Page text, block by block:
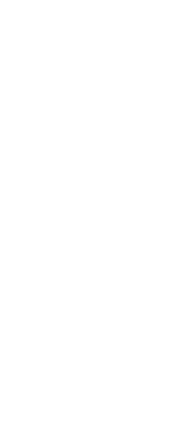
apresentavam
da mama
e nutricionista